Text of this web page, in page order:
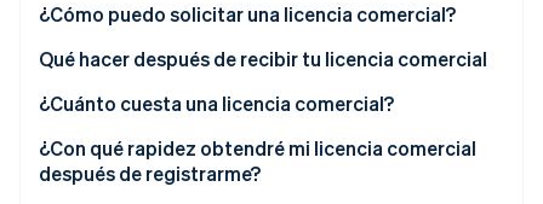
Descubre cómo Stripe está construyendo la
Ver ahora
¿Cómo puedo solicitar una licencia comercial?
Presenta tu solicitud
Paga la comisión
Tu licencia comercial se revisa y emite
Qué hacer después de recibir tu licencia comercial
¿Cuánto cuesta una licencia comercial?
¿Con qué rapidez obtendré mi licencia comercial
después de registrarme?